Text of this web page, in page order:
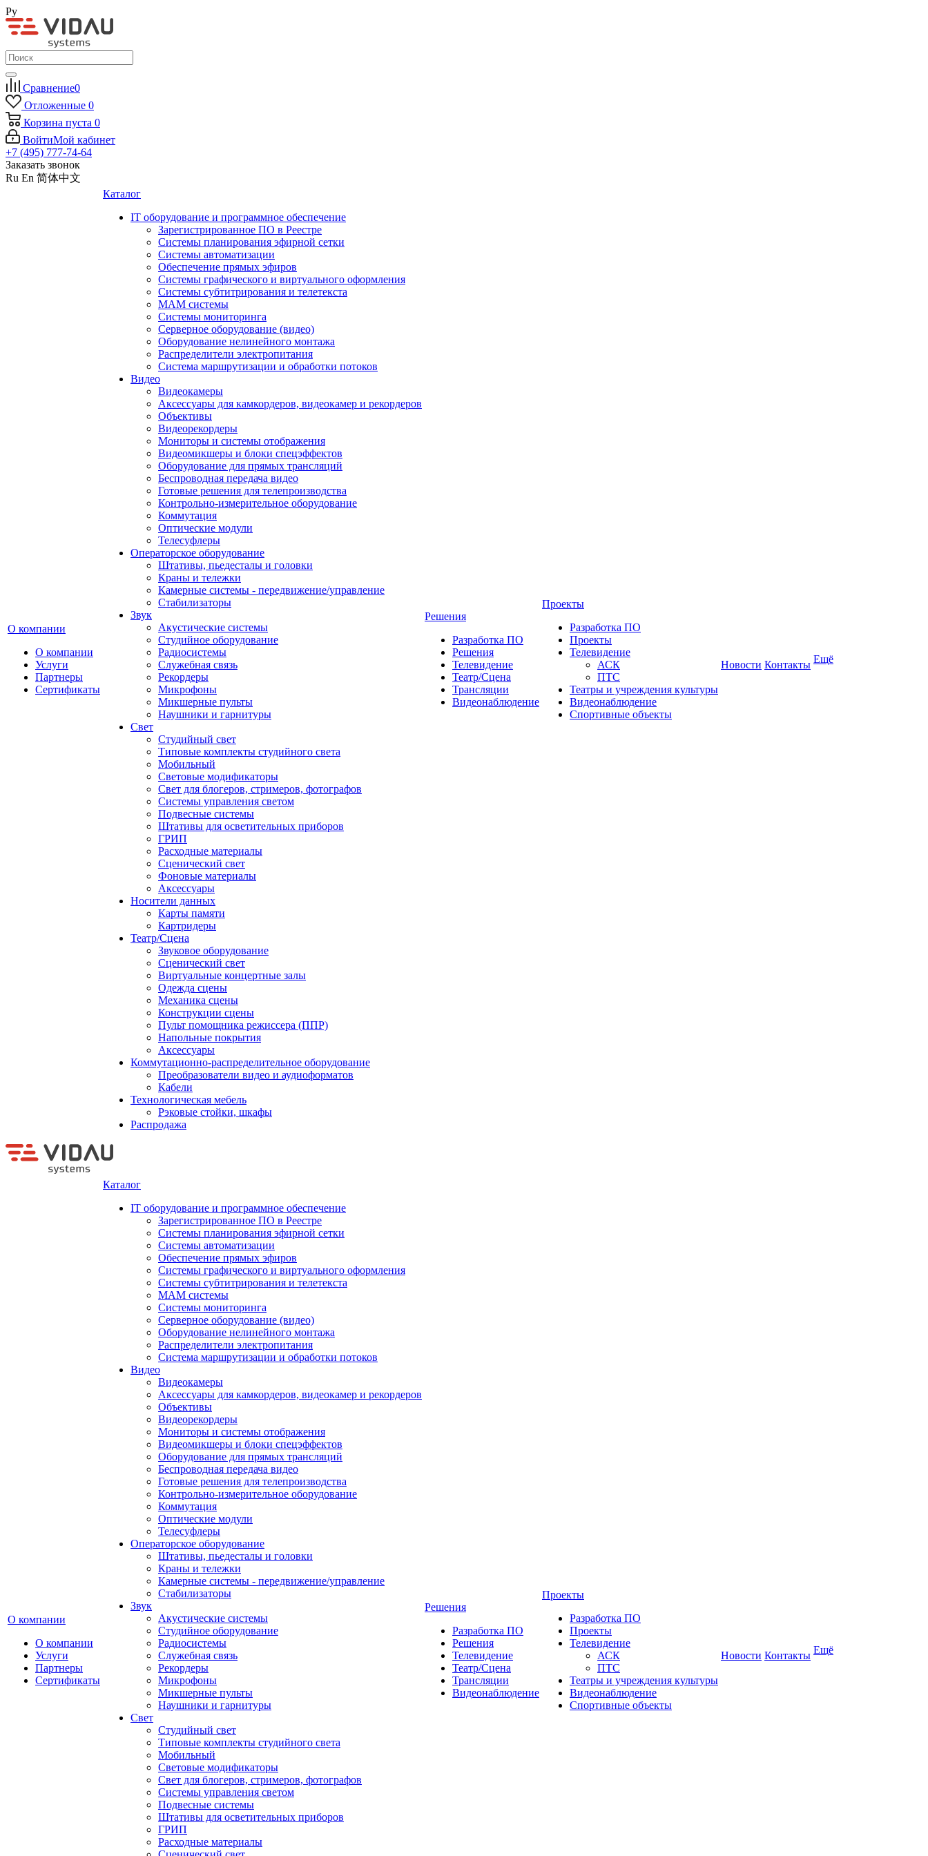
Ру
Сравнение0
Отложенные 0
Корзина пуста 0
ВойтиМой кабинет
+7 (495) 777-74-64
Заказать звонок
Ru En 简体中文
О компании
О компании
Услуги
Партнеры
Сертификаты
Каталог
IT оборудование и программное обеспечение
Зарегистрированное ПО в Реестре
Системы планирования эфирной сетки
Системы автоматизации
Обеспечение прямых эфиров
Системы графического и виртуального оформления
Системы субтитрирования и телетекста
MAM системы
Системы мониторинга
Серверное оборудование (видео)
Оборудование нелинейного монтажа
Распределители электропитания
Система маршрутизации и обработки потоков
Видео
Видеокамеры
Аксессуары для камкордеров, видеокамер и рекордеров
Объективы
Видеорекордеры
Мониторы и системы отображения
Видеомикшеры и блоки спецэффектов
Оборудование для прямых трансляций
Беспроводная передача видео
Готовые решения для телепроизводства
Контрольно-измерительное оборудование
Коммутация
Оптические модули
Телесуфлеры
Операторское оборудование
Штативы, пьедесталы и головки
Краны и тележки
Камерные системы - передвижение/управление
Стабилизаторы
Звук
Акустические системы
Студийное оборудование
Радиосистемы
Служебная связь
Рекордеры
Микрофоны
Микшерные пульты
Наушники и гарнитуры
Свет
Студийный свет
Типовые комплекты студийного света
Мобильный
Световые модификаторы
Свет для блогеров, стримеров, фотографов
Системы управления светом
Подвесные системы
Штативы для осветительных приборов
ГРИП
Расходные материалы
Сценический свет
Фоновые материалы
Аксессуары
Носители данных
Карты памяти
Картридеры
Театр/Сцена
Звуковое оборудование
Сценический свет
Виртуальные концертные залы
Одежда сцены
Механика сцены
Конструкции сцены
Пульт помощника режиссера (ППР)
Напольные покрытия
Аксессуары
Коммутационно-распределительное оборудование
Преобразователи видео и аудиоформатов
Кабели
Технологическая мебель
Рэковые стойки, шкафы
Распродажа
Решения
Разработка ПО
Решения
Телевидение
Театр/Сцена
Трансляции
Видеонаблюдение
Проекты
Разработка ПО
Проекты
Телевидение
АСК
ПТС
Театры и учреждения культуры
Видеонаблюдение
Спортивные объекты
Новости Контакты Ещё
О компании
О компании
Услуги
Партнеры
Сертификаты
Каталог
IT оборудование и программное обеспечение
Зарегистрированное ПО в Реестре
Системы планирования эфирной сетки
Системы автоматизации
Обеспечение прямых эфиров
Системы графического и виртуального оформления
Системы субтитрирования и телетекста
MAM системы
Системы мониторинга
Серверное оборудование (видео)
Оборудование нелинейного монтажа
Распределители электропитания
Система маршрутизации и обработки потоков
Видео
Видеокамеры
Аксессуары для камкордеров, видеокамер и рекордеров
Объективы
Видеорекордеры
Мониторы и системы отображения
Видеомикшеры и блоки спецэффектов
Оборудование для прямых трансляций
Беспроводная передача видео
Готовые решения для телепроизводства
Контрольно-измерительное оборудование
Коммутация
Оптические модули
Телесуфлеры
Операторское оборудование
Штативы, пьедесталы и головки
Краны и тележки
Камерные системы - передвижение/управление
Стабилизаторы
Звук
Акустические системы
Студийное оборудование
Радиосистемы
Служебная связь
Рекордеры
Микрофоны
Микшерные пульты
Наушники и гарнитуры
Свет
Студийный свет
Типовые комплекты студийного света
Мобильный
Световые модификаторы
Свет для блогеров, стримеров, фотографов
Системы управления светом
Подвесные системы
Штативы для осветительных приборов
ГРИП
Расходные материалы
Решения
Разработка ПО
Решения
Телевидение
Театр/Сцена
Трансляции
Видеонаблюдение
Проекты
Разработка ПО
Проекты
Телевидение
АСК
ПТС
Театры и учреждения культуры
Видеонаблюдение
Спортивные объекты
Новости Контакты Ещё